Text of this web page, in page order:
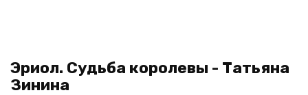
Эриол. Судьба королевы - Татьяна
Зинина